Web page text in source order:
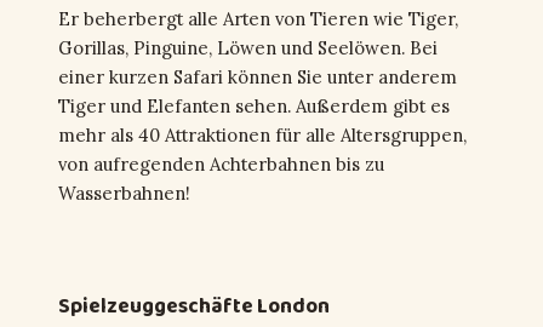
Er beherbergt alle Arten von Tieren wie Tiger,
Gorillas, Pinguine, Löwen und Seelöwen. Bei
einer kurzen Safari können Sie unter anderem
Tiger und Elefanten sehen. Außerdem gibt es
mehr als 40 Attraktionen für alle Altersgruppen,
von aufregenden Achterbahnen bis zu
Wasserbahnen!
Spielzeuggeschäfte London